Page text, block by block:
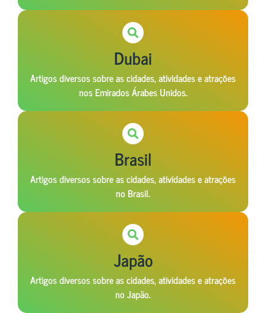
Dubai
Artigos diversos sobre as cidades, atividades e atrações
nos Emirados Árabes Unidos.
Brasil
Artigos diversos sobre as cidades, atividades e atrações
no Brasil.
Japão
Artigos diversos sobre as cidades, atividades e atrações
no Japão.